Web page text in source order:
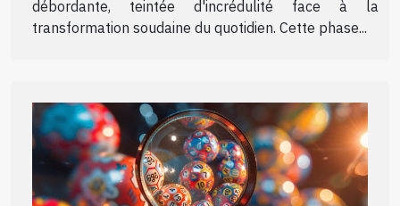
débordante, teintée d'incrédulité face à la
transformation soudaine du quotidien. Cette phase...